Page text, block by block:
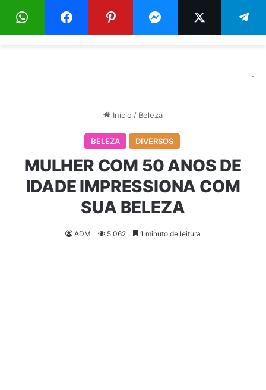
Menu
-
Início / Beleza
BELEZA DIVERSOS
MULHER COM 50 ANOS DE
IDADE IMPRESSIONA COM
SUA BELEZA
ADM 5.062 1 minuto de leitura